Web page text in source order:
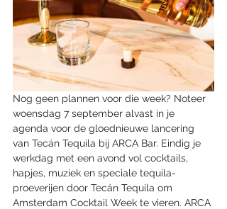
Nog geen plannen voor die week? Noteer
woensdag 7 september alvast in je
agenda voor de gloednieuwe lancering
van Tecán Tequila bij ARCA Bar. Eindig je
werkdag met een avond vol cocktails,
hapjes, muziek en speciale tequila-
proeverijen door Tecán Tequila om
Amsterdam Cocktail Week te vieren. ARCA